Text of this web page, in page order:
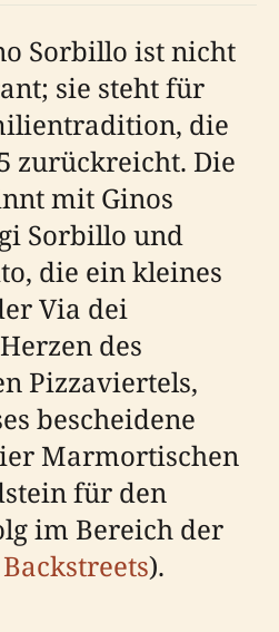
Sorbillo ist nicht
sie steht für
die
zurückreicht. Die
mit Ginos
Sorbillo und
die ein kleines
Via dei
des
Pizzaviertels,
bescheidene
Marmortischen
für den
im Bereich der
).